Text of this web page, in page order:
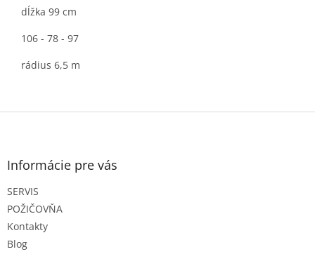
dĺžka 99 cm
106 - 78 - 97
rádius 6,5 m
Z
Informácie pre vás
SERVIS
POŽIČOVŇA
Kontakty
Blog